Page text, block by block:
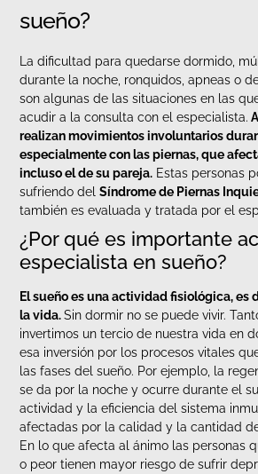
sueño?
La dificultad para quedarse dormido,
durante la noche, ronquidos, apneas o
son algunas de las situaciones en las
acudir a la consulta con el especialista.
realizan movimientos involuntarios
especialmente con las piernas, que
incluso el de su pareja. Estas personas
sufriendo delSíndrome de Piernas
también es evaluada y tratada por el
¿Por qué es importante
especialista en sueño?
El sueño es una actividad fisiológica, es
la vida.Sin dormir no se puede vivir.
invertimos un tercio de nuestra vida en
esa inversión por los procesos vitales
las fases del sueño. Por ejemplo, la
se da por la noche y ocurre durante el
actividad y la eficiencia del sistema
afectadas por la calidad y la cantidad
En lo que afecta al ánimo las personas
o peor tienen mayor riesgo de sufrir